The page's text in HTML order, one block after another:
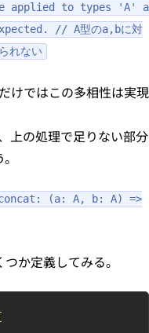
applied to types 'A' a
// A型のa,bに対
れない
けではこの多相性は実現
上の処理で足りない部分
(a: A, b: A) =>
か定義してみる。